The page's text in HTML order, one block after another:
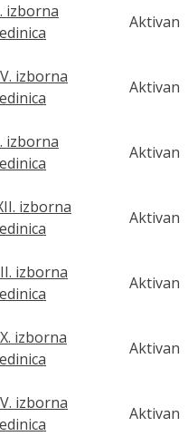
izborna
Aktivan
izborna
Aktivan
izborna
Aktivan
izborna
Aktivan
izborna
Aktivan
izborna
Aktivan
izborna
Aktivan